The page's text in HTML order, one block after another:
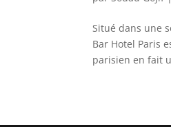
Situé dans une
Bar Hotel Paris
parisien en fait